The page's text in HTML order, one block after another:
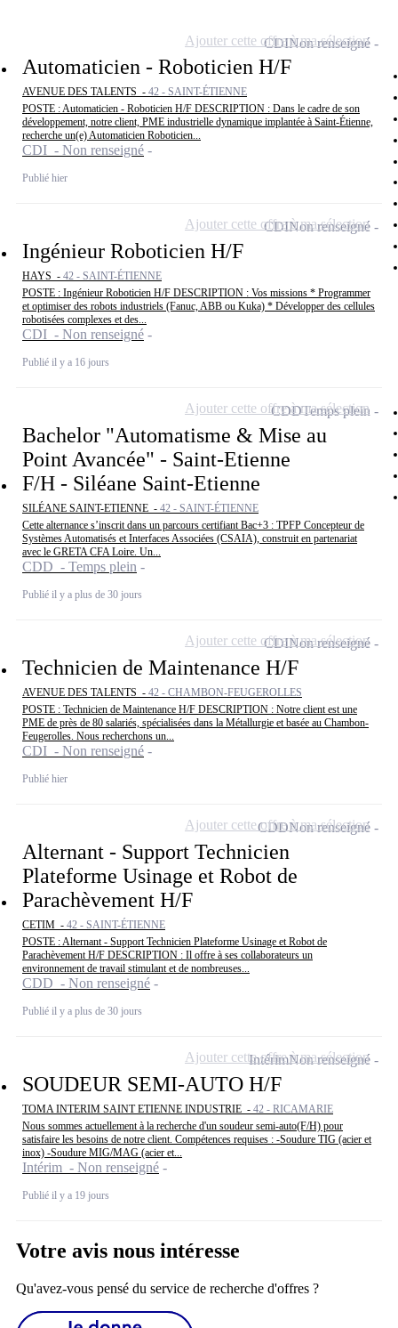
Automaticien - Roboticien H/F
AVENUE DES TALENTS - 42 - SAINT-ÉTIENNE
POSTE : Automaticien - Roboticien H/F DESCRIPTION : Dans le cadre de son
développement, notre client, PME industrielle dynamique implantée à Saint-Étienne,
recherche un(e) Automaticien Roboticien...
CDI - Non renseigné
Publié hier
CDINon renseigné
Ajouter cette offre à ma sélection
Ingénieur Roboticien H/F
HAYS - 42 - SAINT-ÉTIENNE
POSTE : Ingénieur Roboticien H/F DESCRIPTION : Vos missions * Programmer
et optimiser des robots industriels (Fanuc, ABB ou Kuka) * Développer des cellules
robotisées complexes et des...
CDI - Non renseigné
Publié il y a 16 jours
CDINon renseigné
Ajouter cette offre à ma sélection
Bachelor "Automatisme & Mise au
Point Avancée" - Saint-Etienne
F/H - Siléane Saint-Etienne
SILÉANE SAINT-ETIENNE - 42 - SAINT-ÉTIENNE
Cette alternance s’inscrit dans un parcours certifiant Bac+3 : TPFP Concepteur de
Systèmes Automatisés et Interfaces Associées (CSAIA), construit en partenariat
avec le GRETA CFA Loire. Un...
CDD - Temps plein
Publié il y a plus de 30 jours
CDDTemps plein
Ajouter cette offre à ma sélection
Technicien de Maintenance H/F
AVENUE DES TALENTS - 42 - CHAMBON-FEUGEROLLES
POSTE : Technicien de Maintenance H/F DESCRIPTION : Notre client est une
PME de près de 80 salariés, spécialisées dans la Métallurgie et basée au Chambon-
Feugerolles. Nous recherchons un...
CDI - Non renseigné
Publié hier
CDINon renseigné
Ajouter cette offre à ma sélection
Alternant - Support Technicien
Plateforme Usinage et Robot de
Parachèvement H/F
CETIM - 42 - SAINT-ÉTIENNE
POSTE : Alternant - Support Technicien Plateforme Usinage et Robot de
Parachèvement H/F DESCRIPTION : Il offre à ses collaborateurs un
environnement de travail stimulant et de nombreuses...
CDD - Non renseigné
Publié il y a plus de 30 jours
CDDNon renseigné
Ajouter cette offre à ma sélection
SOUDEUR SEMI-AUTO H/F
TOMA INTERIM SAINT ETIENNE INDUSTRIE - 42 - RICAMARIE
Nous sommes actuellement à la recherche d'un soudeur semi-auto(F/H) pour
satisfaire les besoins de notre client. Compétences requises : -Soudure TIG (acier et
inox) -Soudure MIG/MAG (acier et...
Intérim - Non renseigné
Publié il y a 19 jours
IntérimNon renseigné
Ajouter cette offre à ma sélection
Votre avis nous intéresse
Qu'avez-vous pensé du service de recherche d'offres ?